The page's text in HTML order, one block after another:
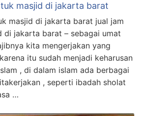
masjid di jakarta barat
masjid di jakarta barat jual jam
di jakarta barat – sebagai umat
kita mengerjakan yang
itu sudah menjadi keharusan
, di dalam islam ada berbagai
, seperti ibadah sholat
…